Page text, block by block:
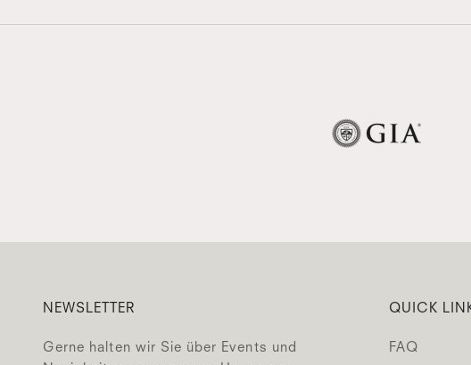
NEWSLETTER
Gerne halten wir Sie über Events und
QUICK
FAQ